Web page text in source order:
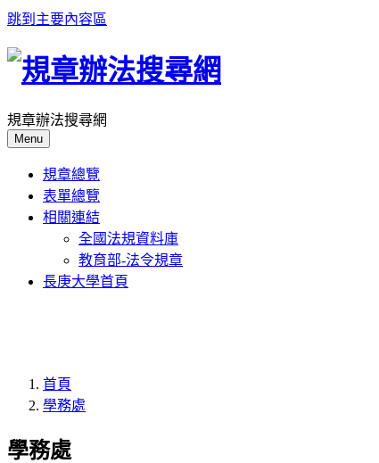
跳到主要內容區
規章辦法搜尋網
Menu
規章總覽
表單總覽
相關連結
全國法規資料庫
教育部-法令規章
長庚大學首頁
首頁
學務處
學務處